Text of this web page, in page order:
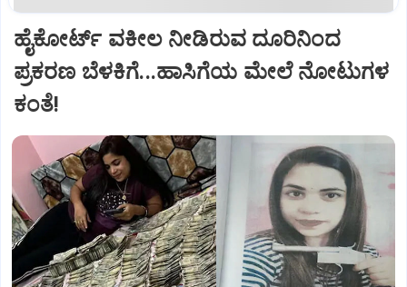
ಹೈಕೋರ್ಟ್‌ ವಕೀಲ ನೀಡಿರುವ ದೂರಿನಿಂದ
ಪ್ರಕರಣ ಬೆಳಕಿಗೆ...ಹಾಸಿಗೆಯ ಮೇಲೆ ನೋಟುಗಳ
ಕಂತೆ!